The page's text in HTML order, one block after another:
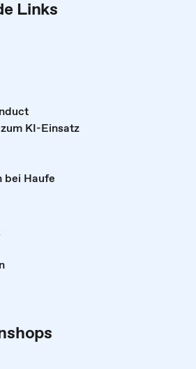
Links
KI-Einsatz
bei Haufe